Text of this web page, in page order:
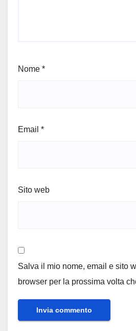
Nome *
Email *
Sito web
Salva il mio nome, email e sito
browser per la prossima volta